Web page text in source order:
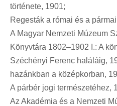
története, 1901;
Regesták a római és a
A Magyar Nemzeti Múzeum
Könyvtára 1802–1902 I.: A
Széchényi Ferenc haláláig,
hazánkban a középkorban,
A párbér jogi természetéhez,
Az Akadémia és a Nemzeti